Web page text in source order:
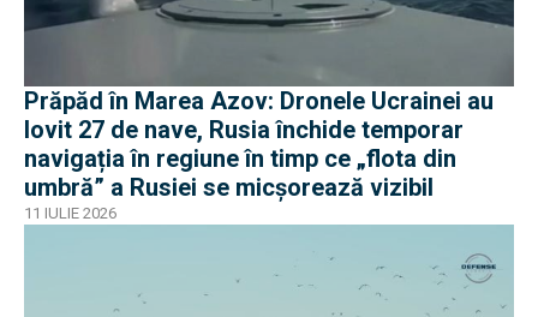
Prăpăd în Marea Azov: Dronele Ucrainei au
lovit 27 de nave, Rusia închide temporar
navigația în regiune în timp ce „flota din
umbră” a Rusiei se micșorează vizibil
11 IULIE 2026